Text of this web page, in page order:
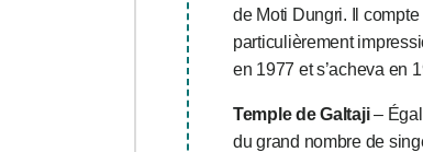
de Moti Dungri. Il
particulièrement
en 1977 et s’acheva en
Temple de Galtaji–
du grand nombre de